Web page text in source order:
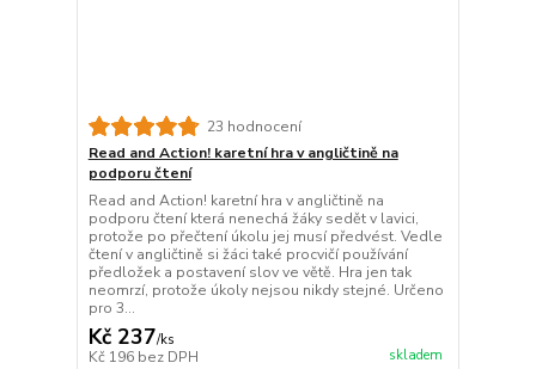
23 hodnocení
Read and Action! karetní hra v angličtině na
podporu čtení
Read and Action! karetní hra v angličtině na
podporu čtení která nenechá žáky sedět v lavici,
protože po přečtení úkolu jej musí předvést. Vedle
čtení v angličtině si žáci také procvičí používání
předložek a postavení slov ve větě. Hra jen tak
neomrzí, protože úkoly nejsou nikdy stejné. Určeno
pro 3...
Kč 237/ks
Kč 196 bez DPH skladem